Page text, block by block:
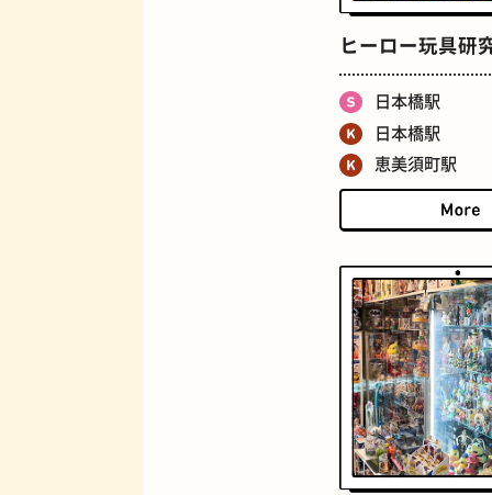
ヒーロー玩具研
日本橋駅
日本橋駅
恵美須町駅